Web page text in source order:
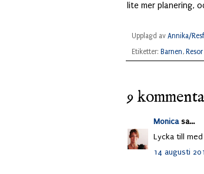
lite mer planering,
Upplagd av Annika/
Etiketter: Barnen, Resor
9
Monicasa...
Lycka till
14 augusti